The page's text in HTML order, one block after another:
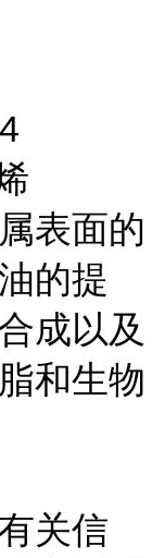
4
表面的
的提
成以及
和生物
关信